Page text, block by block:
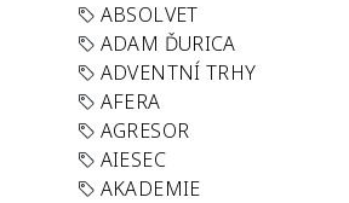
ABSOLVET
ADAM ĎURICA
ADVENTNÍ TRHY
AFERA
AGRESOR
AIESEC
AKADEMIE